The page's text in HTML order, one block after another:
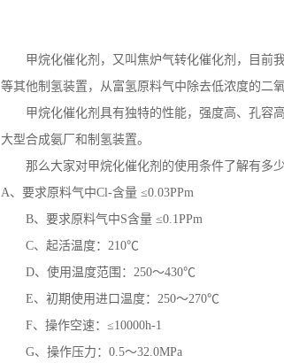
甲烷化催化剂，又叫焦炉气转化催化剂，目前
等其他制氢装置，从富氢原料气中除去低浓度的二
甲烷化催化剂具有独特的性能，强度高、孔容
大型合成氨厂和制氢装置。
那么大家对甲烷化催化剂的使用条件了解有多
A、要求原料气中Cl-含量 ≤0.03PPm
B、要求原料气中S含量 ≤0.1PPm
C、起活温度： 210℃
D、使用温度范围： 250～430℃
E、初期使用进口温度： 250～270℃
F、操作空速：≤10000h-1
G、操作压力： 0.5～32.0MPa